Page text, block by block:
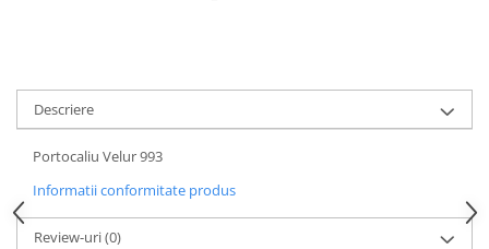
Descriere
Portocaliu Velur 993
Informatii conformitate produs
Review-uri(0)